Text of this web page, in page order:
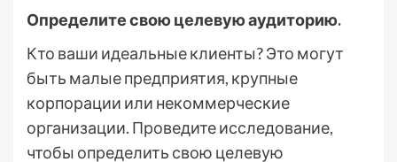
Определите свою целевую аудиторию.
Кто ваши идеальные клиенты? Это могут
быть малые предприятия, крупные
корпорации или некоммерческие
организации. Проведите исследование,
чтобы определить свою целевую